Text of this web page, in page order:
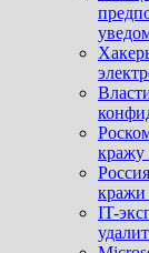
кражу
кражи
IT-